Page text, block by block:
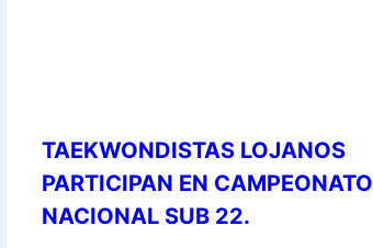
TAEKWONDISTAS LOJANOS
PARTICIPAN EN CAMPEONATO
NACIONAL SUB 22.